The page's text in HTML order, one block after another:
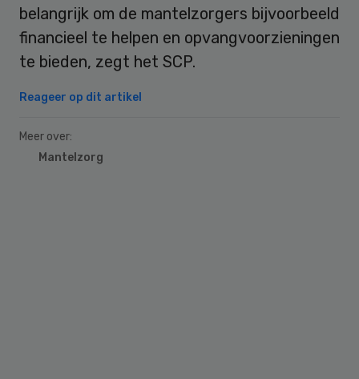
belangrijk om de mantelzorgers bijvoorbeeld
financieel te helpen en opvangvoorzieningen
te bieden, zegt het SCP.
Reageer op dit artikel
Meer over:
Mantelzorg